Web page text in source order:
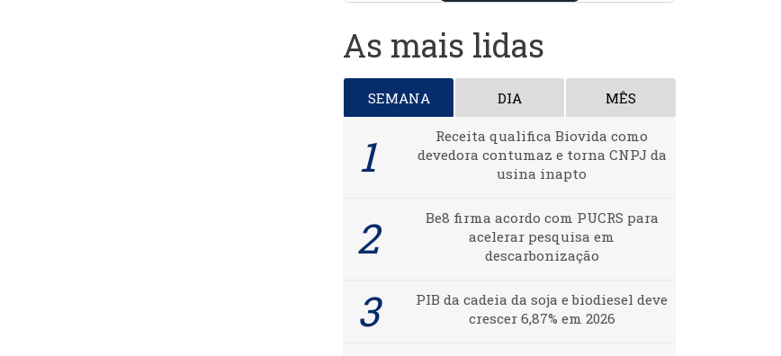
As mais lidas
SEMANA DIA MÊS
Receita qualifica Biovida como
devedora contumaz e torna CNPJ da
usina inapto
Be8 firma acordo com PUCRS para
acelerar pesquisa em
descarbonização
PIB da cadeia da soja e biodiesel deve
crescer 6,87% em 2026